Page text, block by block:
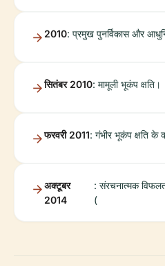
2010: प्रमुख पुनर्विकास और
सितंबर 2010: मामूली भूकंप क्षति।
फरवरी 2011: गंभीर भूकंप क्षति के
अक्टूबर
2014
: संरचनात्मक
(